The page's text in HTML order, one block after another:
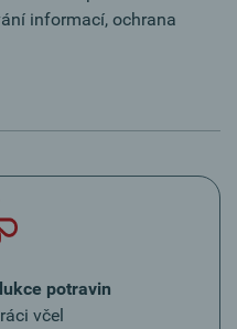
informací, ochrana
potravin
včel